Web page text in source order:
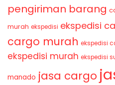
pengiriman barang
murah ekspedisi ekspedisi
cargo murah ekspedisi
ekspedisi murah ekspedisi
manado jasa cargo